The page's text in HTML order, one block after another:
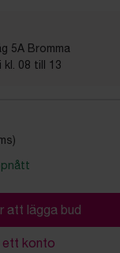
5A Bromma
kl. 08 till 13
att lägga bud
ett konto